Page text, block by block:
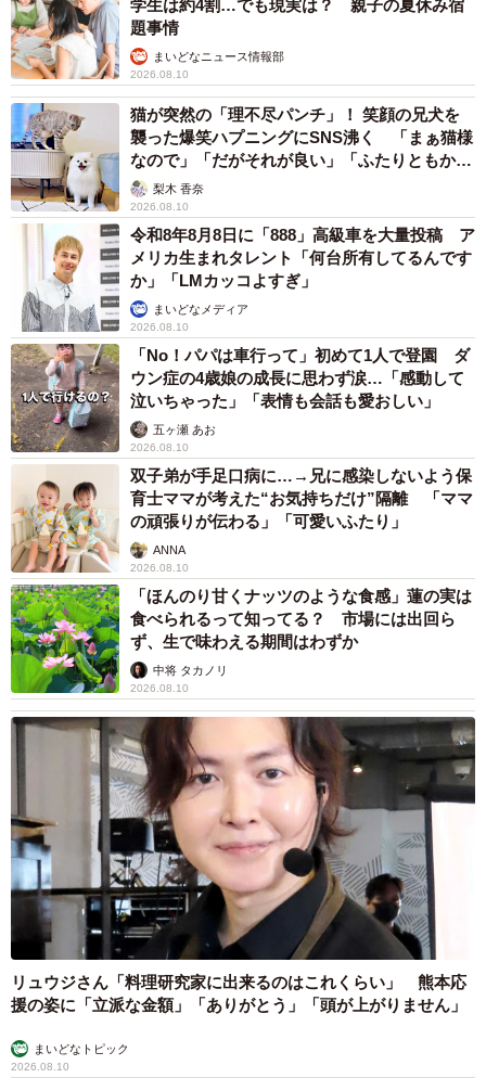
学生は約4割…でも現実は？ 親子の夏休み宿
題事情
まいどなニュース情報部
2026.08.10
猫が突然の「理不尽パンチ」！ 笑顔の兄犬を
襲った爆笑ハプニングにSNS沸く 「まぁ猫様
なので」「だがそれが良い」「ふたりともかわ
いいね」
梨木 香奈
2026.08.10
令和8年8月8日に「888」高級車を大量投稿 ア
メリカ生まれタレント「何台所有してるんです
か」「LMカッコよすぎ」
まいどなメディア
2026.08.10
「No！パパは車行って」初めて1人で登園 ダ
ウン症の4歳娘の成長に思わず涙…「感動して
泣いちゃった」「表情も会話も愛おしい」
五ヶ瀬 あお
2026.08.10
双子弟が手足口病に…→兄に感染しないよう保
育士ママが考えた“お気持ちだけ”隔離 「ママ
の頑張りが伝わる」「可愛いふたり」
ANNA
2026.08.10
「ほんのり甘くナッツのような食感」蓮の実は
食べられるって知ってる？ 市場には出回ら
ず、生で味わえる期間はわずか
中将 タカノリ
2026.08.10
リュウジさん「料理研究家に出来るのはこれくらい」 熊本応
援の姿に「立派な金額」「ありがとう」「頭が上がりません」
まいどなトピック
2026.08.10